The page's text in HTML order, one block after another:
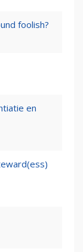
foolish?
en